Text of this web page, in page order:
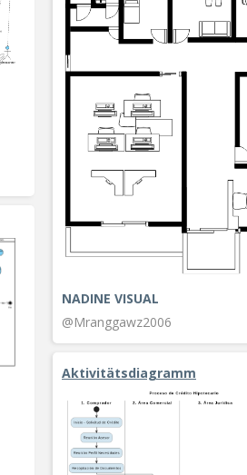
NADINE VISUAL
@Mranggawz2006
Aktivitätsdiagramm